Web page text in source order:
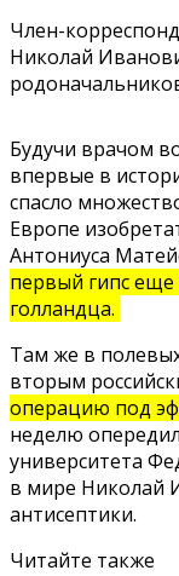
Член-
Николай
Будучи врачом
впервые в
спасло
Европе
Антониуса
первый гипс еще
голландца.
Там же в
вторым
операцию под
неделю
университета
в мире Николай
антисептики.
Читайте также